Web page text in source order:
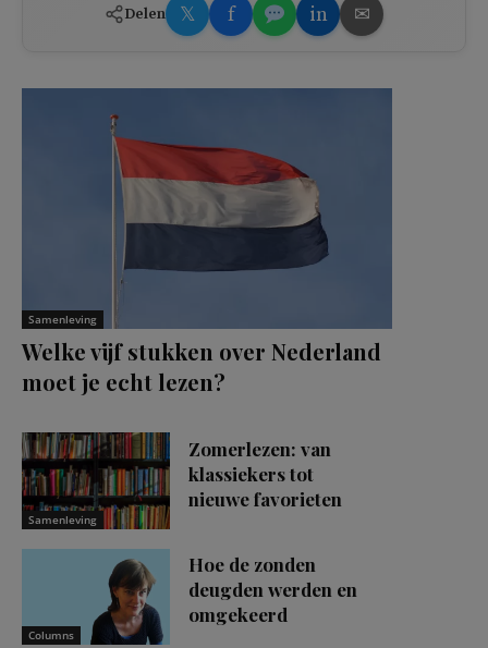
Delen 𝕏 f in ✉
Samenleving
Welke vijf stukken over Nederland
moet je echt lezen?
Samenleving
Zomerlezen: van
klassiekers tot
nieuwe favorieten
Columns
Hoe de zonden
deugden werden en
omgekeerd